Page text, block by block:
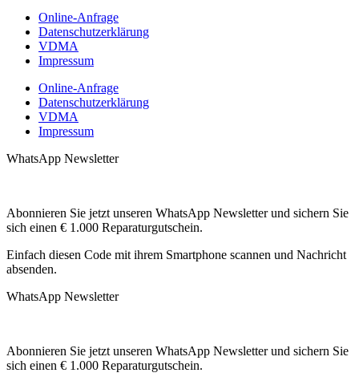
Online-Anfrage
Datenschutzerklärung
VDMA
Impressum
Online-Anfrage
Datenschutzerklärung
VDMA
Impressum
WhatsApp Newsletter
Abonnieren Sie jetzt unseren WhatsApp Newsletter und sichern Sie
sich einen € 1.000 Reparaturgutschein.
Einfach diesen Code mit ihrem Smartphone scannen und Nachricht
absenden.
WhatsApp Newsletter
Abonnieren Sie jetzt unseren WhatsApp Newsletter und sichern Sie
sich einen € 1.000 Reparaturgutschein.